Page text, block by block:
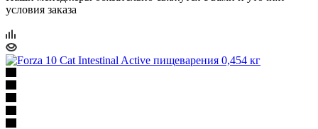
условия заказа